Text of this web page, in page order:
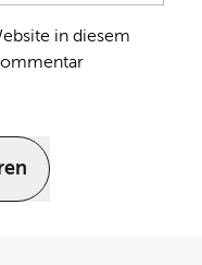
in diesem